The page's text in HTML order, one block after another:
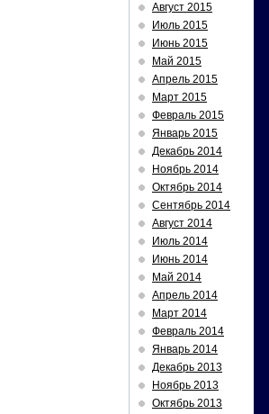
Август 2015
Июль 2015
Июнь 2015
Май 2015
Апрель 2015
Март 2015
Февраль 2015
Январь 2015
Декабрь 2014
Ноябрь 2014
Октябрь 2014
Сентябрь 2014
Август 2014
Июль 2014
Июнь 2014
Май 2014
Апрель 2014
Март 2014
Февраль 2014
Январь 2014
Декабрь 2013
Ноябрь 2013
Октябрь 2013